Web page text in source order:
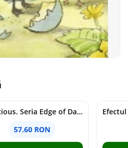
Voracious. Seria Edge of Darkness Vol.2
57.60 RON